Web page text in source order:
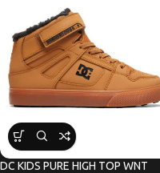
DC KIDS PURE HIGH TOP WNT